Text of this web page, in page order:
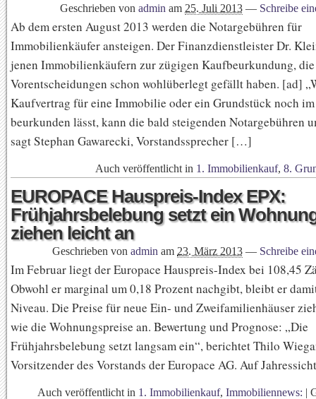
Geschrieben von admin am 25. Juli 2013 — Schreibe
Ab dem ersten August 2013 werden die Notargebühren für
Immobilienkäufer ansteigen. Der Finanzdienstleister Dr.
jenen Immobilienkäufern zur zügigen Kaufbeurkundung,
Vorentscheidungen schon wohlüberlegt gefällt haben. [ad]
Kaufvertrag für eine Immobilie oder ein Grundstück noch
beurkunden lässt, kann die bald steigenden Notargebühren
sagt Stephan Gawarecki, Vorstandssprecher […]
Auch veröffentlicht in 1. Immobilienkauf, 8.
EUROPACE Hauspreis-Index EPX:
Frühjahrsbelebung setzt ein
ziehen leicht an
Geschrieben von admin am 23. März 2013 — Schreibe
Im Februar liegt der Europace Hauspreis-Index bei 108,45
Obwohl er marginal um 0,18 Prozent nachgibt, bleibt er
Niveau. Die Preise für neue Ein- und Zweifamilienhäuser
wie die Wohnungspreise an. Bewertung und Prognose: „Die
Frühjahrsbelebung setzt langsam ein“, berichtet Thilo
Vorsitzender des Vorstands der Europace AG. Auf
Auch veröffentlicht in 1. Immobilienkauf, Immobiliennews: |